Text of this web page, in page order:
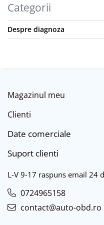
Categorii
Despre diagnoza
Magazinul meu
Clienti
Date comerciale
Suport clienti
L-V 9-17 raspuns email 24
0724965158
contact@auto-obd.ro